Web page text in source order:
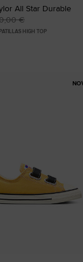
All Star Durable
€
HIGH TOP